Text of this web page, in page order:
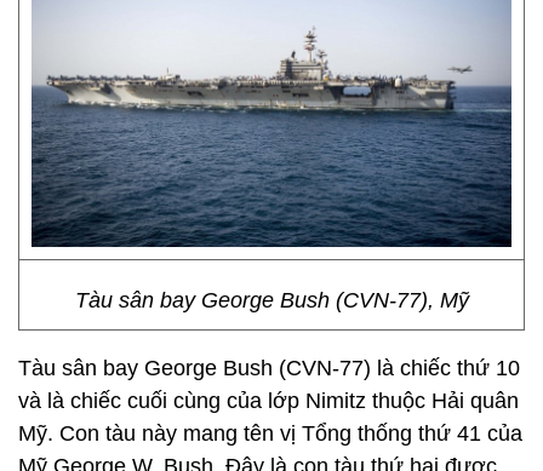
Tàu sân bay George Bush (CVN-77), Mỹ
Tàu sân bay George Bush (CVN-77) là chiếc thứ 10
và là chiếc cuối cùng của lớp Nimitz thuộc Hải quân
Mỹ. Con tàu này mang tên vị Tổng thống thứ 41 của
Mỹ George W. Bush. Đây là con tàu thứ hai được